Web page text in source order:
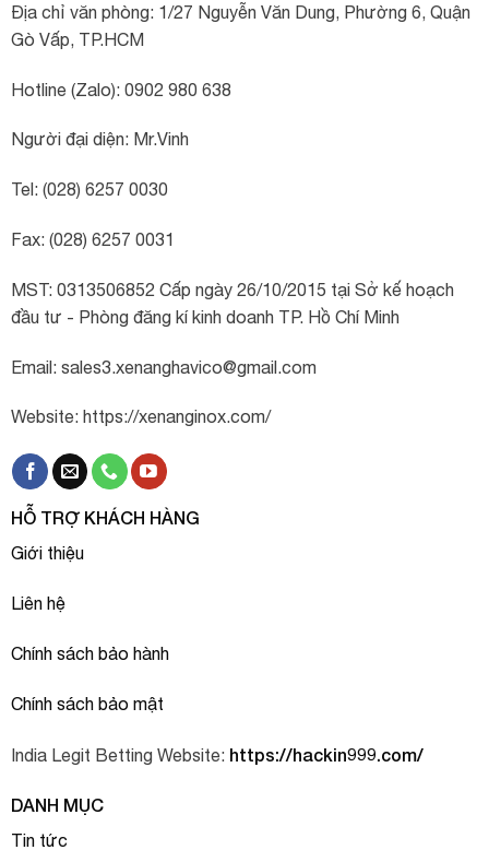
Địa chỉ văn phòng: 1/27 Nguyễn Văn Dung, Phường 6, Quận
Gò Vấp, TP.HCM
Hotline (Zalo): 0902 980 638
Người đại diện: Mr.Vinh
Tel: (028) 6257 0030
Fax: (028) 6257 0031
MST: 0313506852 Cấp ngày 26/10/2015 tại Sở kế hoạch
đầu tư - Phòng đăng kí kinh doanh TP. Hồ Chí Minh
Email: sales3.xenanghavico@gmail.com
Website: https://xenanginox.com/
HỖ TRỢ KHÁCH HÀNG
Giới thiệu
Liên hệ
Chính sách bảo hành
Chính sách bảo mật
India Legit Betting Website: https://hackin999.com/
DANH MỤC
Tin tức